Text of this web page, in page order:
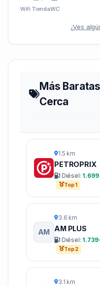
Wifi TiendaWC
¿Ves
Más Baratas
Cerca
1.5 km
PETROPRIX
Diésel: 1.699
Top 1
AM
3.6 km
AM PLUS
Diésel: 1.739
Top 2
3.1 km